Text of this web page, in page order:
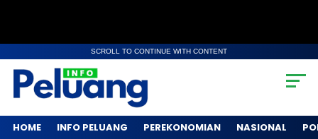
SCROLL TO CONTINUE WITH CONTENT
HOME INFO PELUANG PEREKONOMIAN NASIONAL